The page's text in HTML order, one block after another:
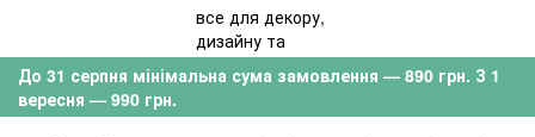
До 31 серпня мінімальна сума замовлення — 890 грн. З 1
вересня — 990 грн.